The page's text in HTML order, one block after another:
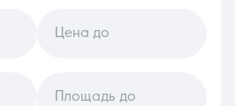
с 08:30 до 20:00
Цена до
Площадь до